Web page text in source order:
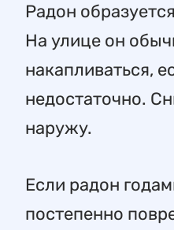
Радон
На улице он
накапливаться,
недостаточно.
наружу.
Если радон
постепенно